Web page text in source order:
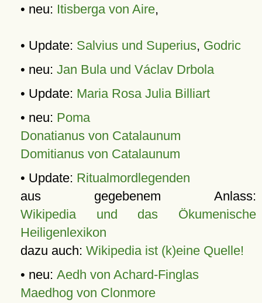
• neu: Itisberga von Aire,
• Update: Salvius und Superius, Godric
• neu: Jan Bula und Václav Drbola
• Update: Maria Rosa Julia Billiart
• neu: Poma
Donatianus von Catalaunum
Domitianus von Catalaunum
• Update: Ritualmordlegenden
aus gegebenem Anlass:
Wikipedia und das Ökumenische
Heiligenlexikon
dazu auch: Wikipedia ist (k)eine Quelle!
• neu: Aedh von Achard-Finglas
Maedhog von Clonmore